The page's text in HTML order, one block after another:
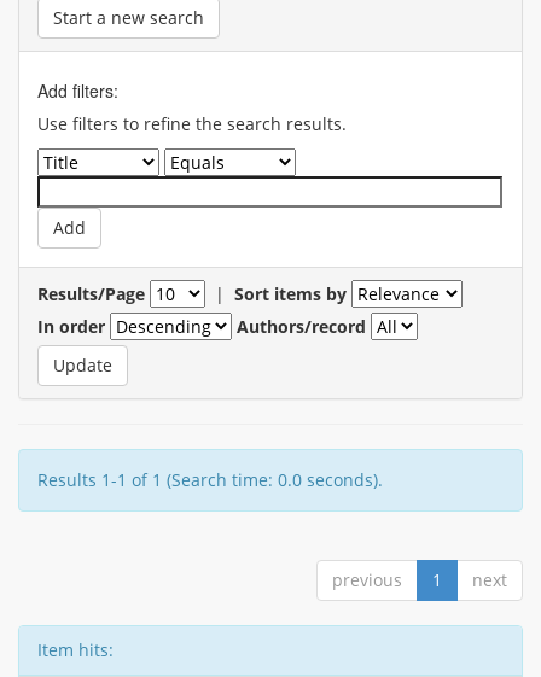
Start a new search
Add filters:
Use filters to refine the search results.
Results/Page | Sort items by
In order
Authors/record
Results 1-1 of 1 (Search time: 0.0 seconds).
previous 1 next
Item hits: